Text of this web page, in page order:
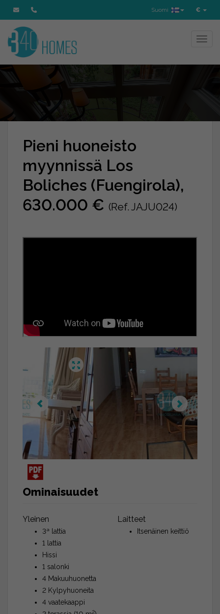
€
Suomi
Pieni huoneisto
myynnissä Los
Boliches (Fuengirola),
630.000 € (Ref. JAJU024)
Ominaisuudet
Yleinen
3ª lattia
1 lattia
Hissi
1 salonki
4 Makuuhuonetta
2 Kylpyhuoneita
4 vaatekaappi
2
Laitteet
Itsenäinen keittiö